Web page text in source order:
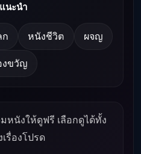
นะนำ
ก หนังชีวิต ผจญ
งขวัญ
หนังให้ดูฟรี เลือกดูได้ทั้ง
รื่องโปรด